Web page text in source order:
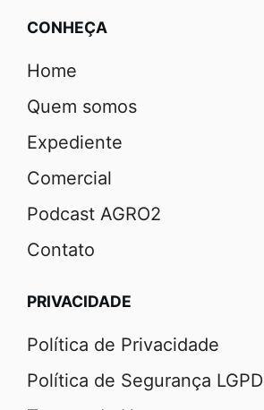
CONHEÇA
Home
Quem somos
Expediente
Comercial
Podcast AGRO2
Contato
PRIVACIDADE
Política de Privacidade
Política de Segurança LGPD